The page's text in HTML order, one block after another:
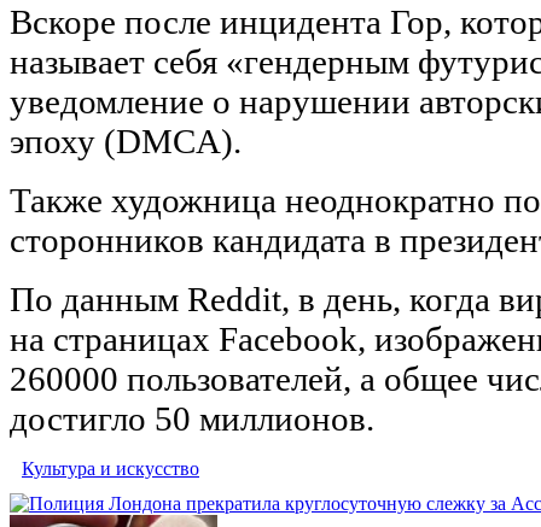
Вскоре после инцидента Гор,
называет себя «гендерным
уведомление о нарушении
эпоху (DMCA).
Также художница неоднократно
сторонников кандидата в
По данным Reddit, в день, когда
на страницах Facebook,
260000 пользователей, а общее
достигло 50 миллионов.
Культура и искусство